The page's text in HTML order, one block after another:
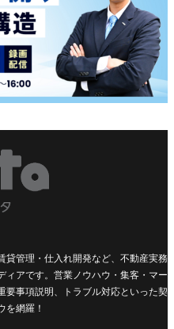
貸管理・仕入れ開発など、不動産実務
ィアです。営業ノウハウ・集客・マー
要事項説明、トラブル対応といった契
を網羅！